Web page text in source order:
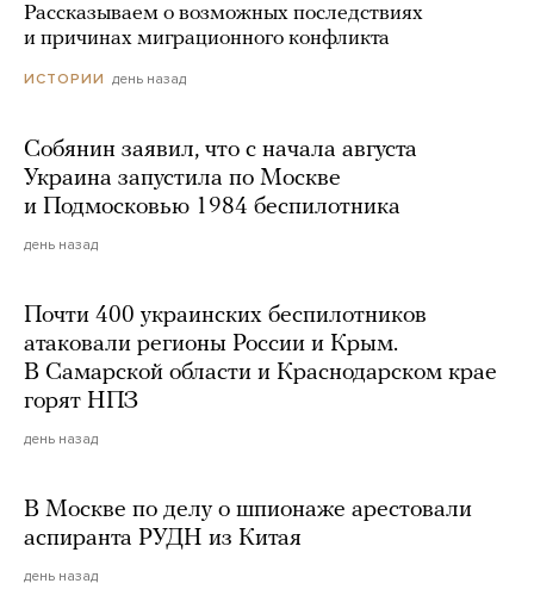
Рассказываем о возможных последствиях
и причинах миграционного конфликта
ИСТОРИИ день назад
Собянин заявил, что с начала августа
Украина запустила по Москве
и Подмосковью 1984 беспилотника
день назад
Почти 400 украинских беспилотников
атаковали регионы России и Крым.
В Самарской области и Краснодарском крае
горят НПЗ
день назад
В Москве по делу о шпионаже арестовали
аспиранта РУДН из Китая
день назад